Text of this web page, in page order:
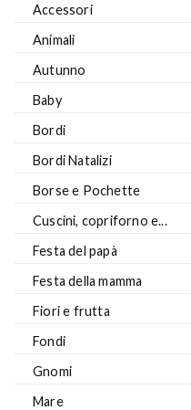
Accessori
Animali
Autunno
Baby
Bordi
Bordi Natalizi
Borse e Pochette
Cuscini, copriforno e...
Festa del papà
Festa della mamma
Fiori e frutta
Fondi
Gnomi
Mare